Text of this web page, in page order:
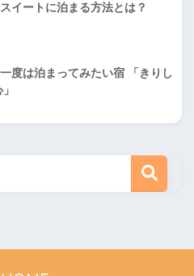
イートに泊まる方法とは？
度は泊まってみたい宿 「きりし